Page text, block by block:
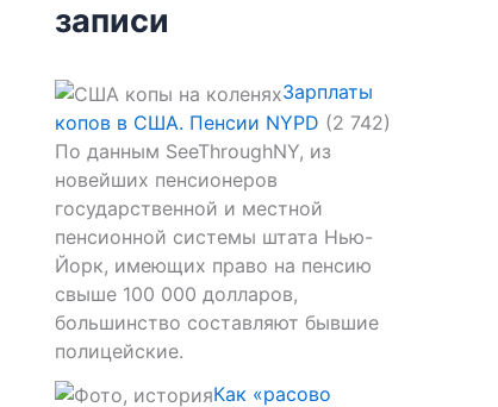
записи
Зарплаты
копов в США. Пенсии NYPD (2 742)
По данным SeeThroughNY, из
новейших пенсионеров
государственной и местной
пенсионной системы штата Нью-
Йорк, имеющих право на пенсию
свыше 100 000 долларов,
большинство составляют бывшие
полицейские.
Как «расово